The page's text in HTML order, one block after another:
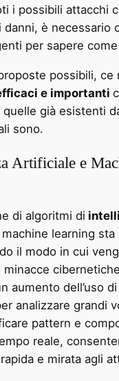
i possibili attacchi
è necessario
per sapere
possibili, ce
e importanti
quelle già esistenti
sono.
Artificiale e
di algoritmi di
learning sta
il modo in cui
aumento dell’uso
analizzare grandi
pattern e
reale,
e mirata agli